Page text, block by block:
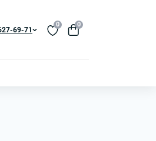
69-71
0 0